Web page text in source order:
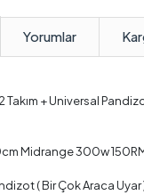
Yorumlar
+ Universal
Midrange 300w
( Bir Çok Araca Uyar